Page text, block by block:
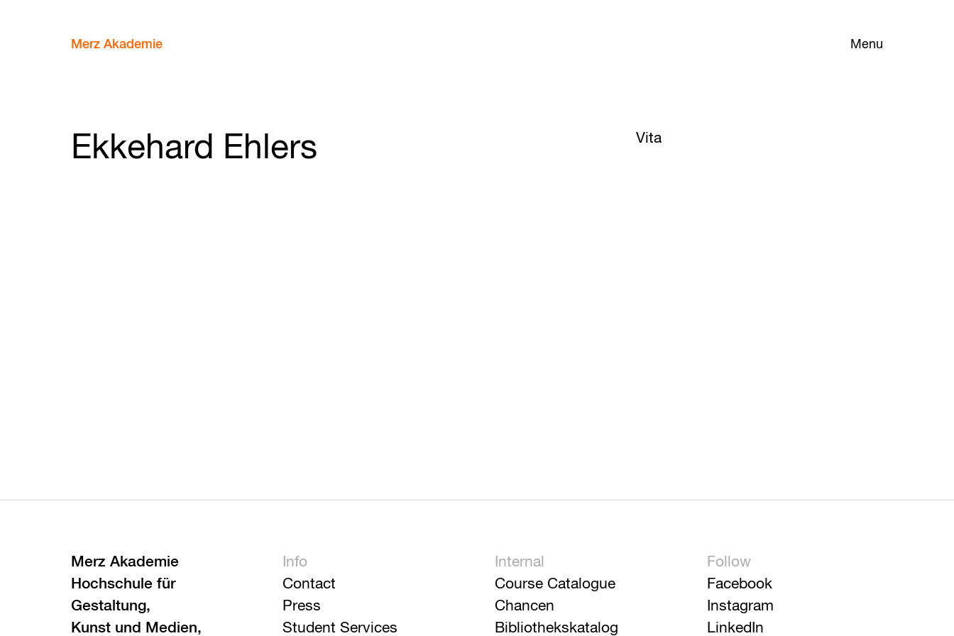
Menu
Merz Akademie
Ekkehard Ehlers Vita
Merz Akademie
Hochschule für
Gestaltung,
Kunst und Medien,
Info
Contact
Press
Student Services
Internal
Course Catalogue
Chancen
Bibliothekskatalog
Follow
Facebook
Instagram
LinkedIn